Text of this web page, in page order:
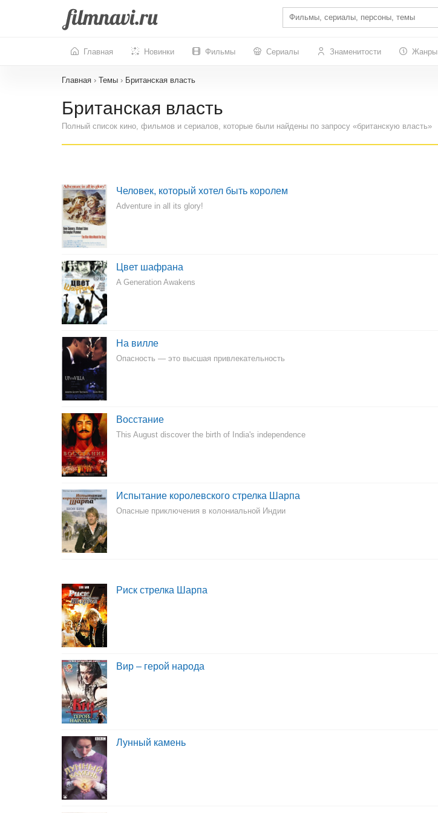
Главная Новинки Фильмы Сериалы Знаменитости Жанры
Главная › Темы › Британская власть
Британская власть
Полный список кино, фильмов и сериалов, которые были найдены по запросу «британскую власть»
Человек, который хотел быть королем
Adventure in all its glory!
Цвет шафрана
A Generation Awakens
На вилле
Опасность — это высшая привлекательность
Восстание
This August discover the birth of India's independence
Испытание королевского стрелка Шарпа
Опасные приключения в колониальной Индии
Риск стрелка Шарпа
Вир – герой народа
Лунный камень